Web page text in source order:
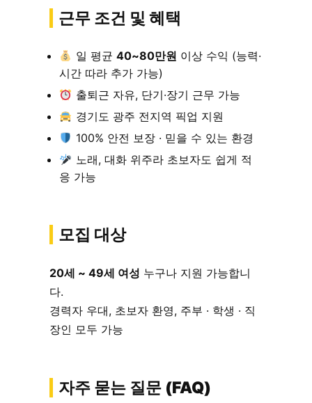
근무 조건 및 혜택
일 평균 40~80만원 이상 수익 (능력·
시간 따라 추가 가능)
출퇴근 자유, 단기·장기 근무 가능
경기도 광주 전지역 픽업 지원
100% 안전 보장 · 믿을 수 있는 환경
노래, 대화 위주라 초보자도 쉽게 적
응 가능
모집 대상
20세 ~ 49세 여성 누구나 지원 가능합니
다.
경력자 우대, 초보자 환영, 주부 · 학생 · 직
장인 모두 가능
자주 묻는 질문 (FAQ)